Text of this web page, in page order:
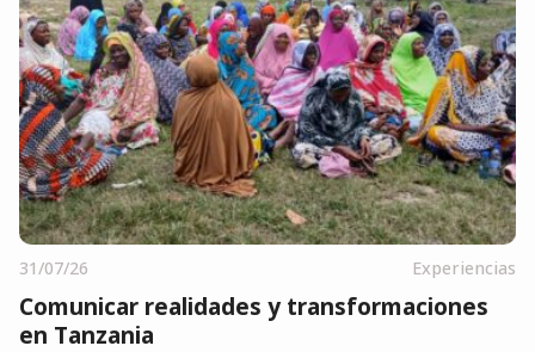
31/07/26 Experiencias
Comunicar realidades y transformaciones
en Tanzania